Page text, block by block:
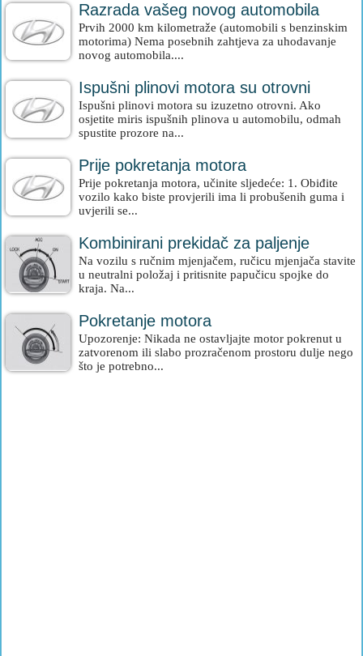
Razrada vašeg novog automobila
Prvih 2000 km kilometraže (automobili s benzinskim
motorima) Nema posebnih zahtjeva za uhodavanje
novog automobila....
Ispušni plinovi motora su otrovni
Ispušni plinovi motora su izuzetno otrovni. Ako
osjetite miris ispušnih plinova u automobilu, odmah
spustite prozore na...
Prije pokretanja motora
Prije pokretanja motora, učinite sljedeće: 1. Obiđite
vozilo kako biste provjerili ima li probušenih guma i
uvjerili se...
Kombinirani prekidač za paljenje
Na vozilu s ručnim mjenjačem, ručicu mjenjača stavite
u neutralni položaj i pritisnite papučicu spojke do
kraja. Na...
Pokretanje motora
Upozorenje: Nikada ne ostavljajte motor pokrenut u
zatvorenom ili slabo prozračenom prostoru dulje nego
što je potrebno...